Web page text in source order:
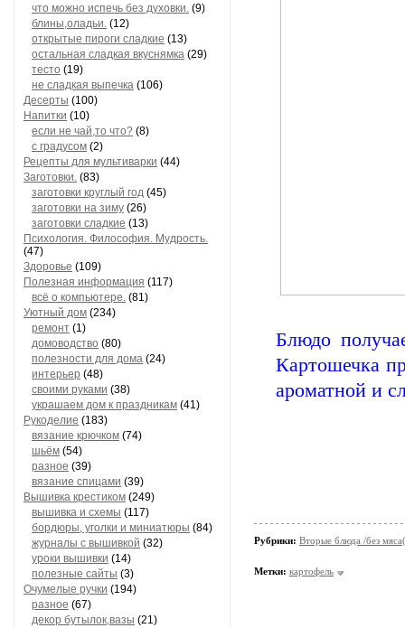
что можно испечь без духовки. (9)
блины,оладьи. (12)
открытые пироги сладкие (13)
остальная сладкая вкуснямка (29)
тесто (19)
не сладкая выпечка (106)
Десерты (100)
Напитки (10)
если не чай,то что? (8)
с градусом (2)
Рецепты для мультиварки (44)
Заготовки. (83)
заготовки круглый год (45)
заготовки на зиму (26)
заготовки сладкие (13)
Психология. Философия. Мудрость.
(47)
Здоровье (109)
Полезная информация (117)
всё о компьютере. (81)
Уютный дом (234)
ремонт (1)
домоводство (80)
полезности для дома (24)
интерьер (48)
своими руками (38)
украшаем дом к праздникам (41)
Рукоделие (183)
вязание крючком (74)
шьём (54)
разное (39)
вязание спицами (39)
Вышивка крестиком (249)
вышивка и схемы (117)
бордюры, уголки и миниатюры (84)
журналы с вышивкой (32)
уроки вышивки (14)
полезные сайты (3)
Очумелые ручки (194)
разное (67)
декор бутылок,вазы (21)
Блюдо
Картошечка
ароматной и
Рубрики: Вторые блюда /без
Метки: картофель